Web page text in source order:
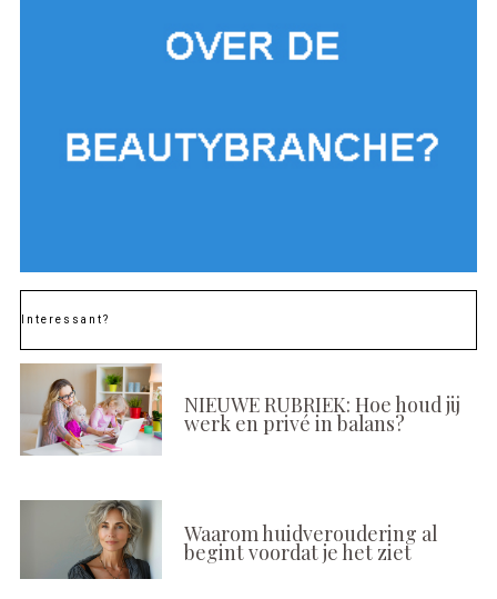
Interessant?
NIEUWE RUBRIEK: Hoe houd jij
werk en privé in balans?
Waarom huidveroudering al
begint voordat je het ziet